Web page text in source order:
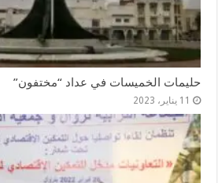
حليمات الخميسات في عداد “مختفون”
11 يناير، 2023